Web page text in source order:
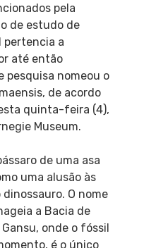
pela
de estudo de
pertencia a
até então
pesquisa nomeou o
de acordo
quinta-feira (4),
Museum.
de uma asa
uma alusão às
O nome
a Bacia de
onde o fóssil
é o único